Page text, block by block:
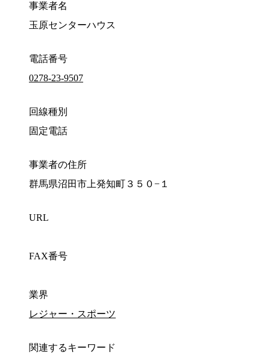
事業者名
玉原センターハウス
電話番号
0278-23-9507
回線種別
固定電話
事業者の住所
群馬県沼田市上発知町３５０−１
URL
FAX番号
業界
レジャー・スポーツ
関連するキーワード